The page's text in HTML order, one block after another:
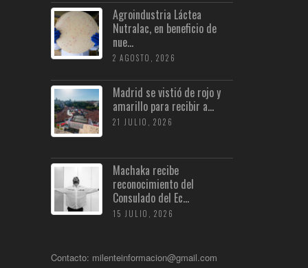
Agroindustria Láctea
Nutralac, en beneficio de
nue...
2 AGOSTO, 2026
Madrid se vistió de rojo y
amarillo para recibir a...
21 JULIO, 2026
Machaka recibe
reconocimiento del
Consulado del Ec...
15 JULIO, 2026
Contacto: milenteinformacion@gmail.com